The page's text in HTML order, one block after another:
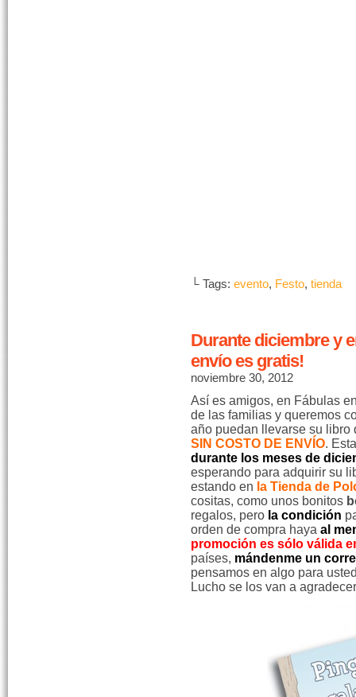
└ Tags: evento, Festo, tienda
Durante diciembre y
envío es gratis!
noviembre 30, 2012
Así es amigos, en Fábulas
de las familias y queremos
año puedan llevarse su libro
SIN COSTO DE ENVÍO.
durante los meses de
esperando para adquirir su
estando en la Tienda de
cositas, como unos bonitos
regalos, pero la condición
orden de compra haya al
promoción es sólo válida
países, mándenme un
pensamos en algo para
Lucho se los van a